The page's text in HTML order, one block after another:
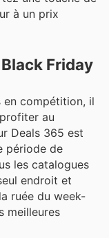
à un prix
Friday
compétition, il
au
Deals 365 est
période de
les catalogues
endroit et
ruée du week-
meilleures